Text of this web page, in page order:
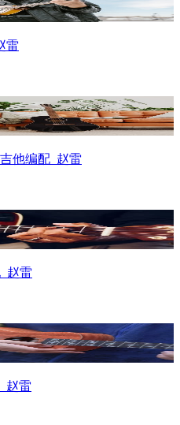
雷
他编配_赵雷
赵雷
赵雷